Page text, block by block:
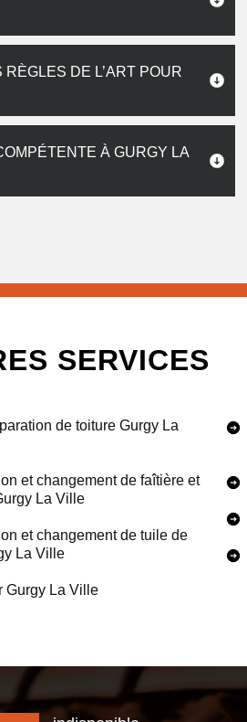
DE L’ART POUR
À GURGY LA
SERVICES
de toiture Gurgy La
et changement de faîtière et
La Ville
et changement de tuile de
La Ville
Gurgy La Ville